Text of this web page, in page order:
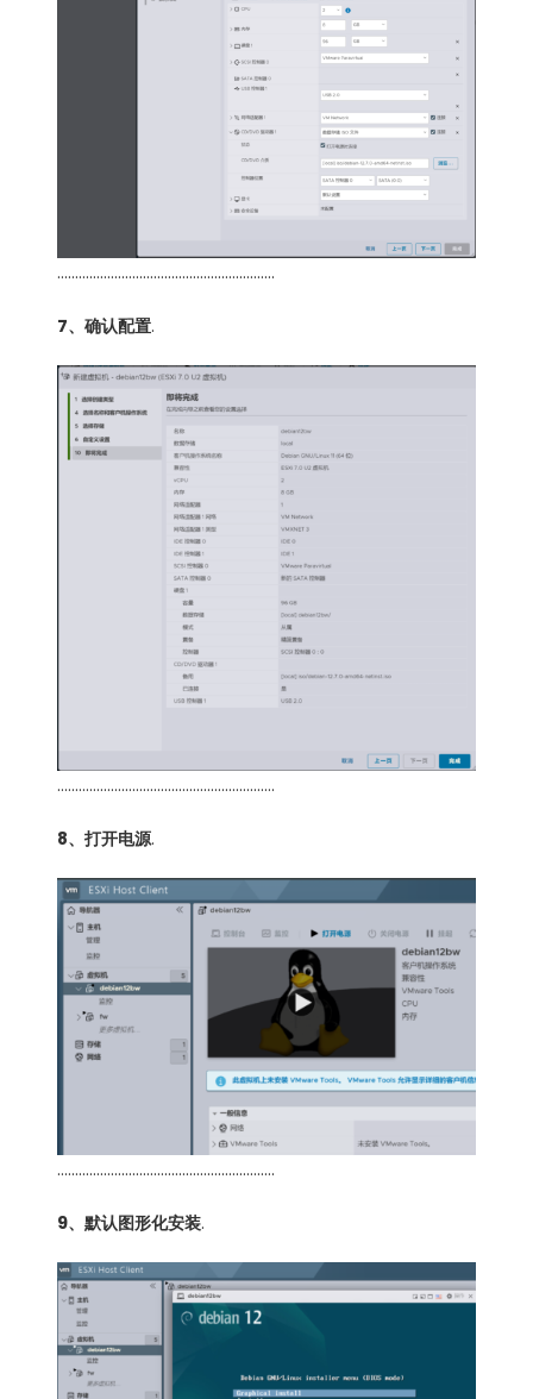
…………………………………………………….
7、确认配置.
…………………………………………………….
8、打开电源.
…………………………………………………….
9、默认图形化安装.